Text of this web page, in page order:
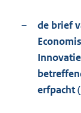
–
de brief
erfpacht (